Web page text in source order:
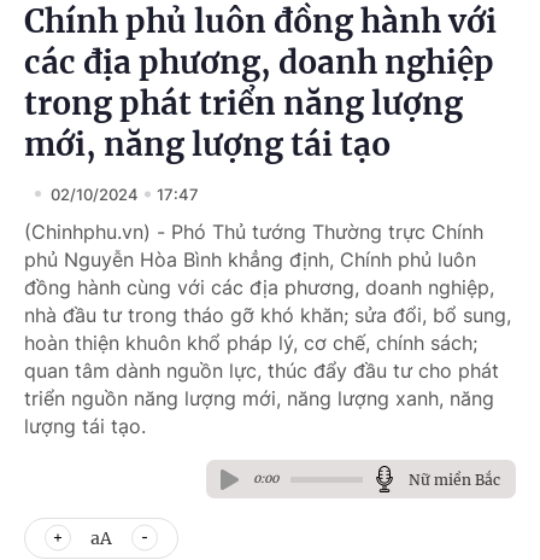
Chính phủ luôn đồng hành với
các địa phương, doanh nghiệp
trong phát triển năng lượng
mới, năng lượng tái tạo
02/10/2024 17:47
(Chinhphu.vn) - Phó Thủ tướng Thường trực Chính
phủ Nguyễn Hòa Bình khẳng định, Chính phủ luôn
đồng hành cùng với các địa phương, doanh nghiệp,
nhà đầu tư trong tháo gỡ khó khăn; sửa đổi, bổ sung,
hoàn thiện khuôn khổ pháp lý, cơ chế, chính sách;
quan tâm dành nguồn lực, thúc đẩy đầu tư cho phát
triển nguồn năng lượng mới, năng lượng xanh, năng
lượng tái tạo.
0:00 Nữ miền Bắc
aA